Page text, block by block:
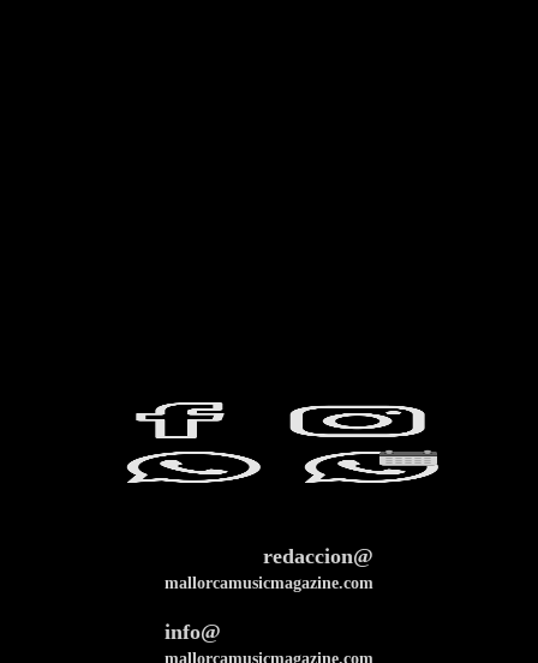
redaccion@
mallorcamusicmagazine.com
info@
mallorcamusicmagazine.com